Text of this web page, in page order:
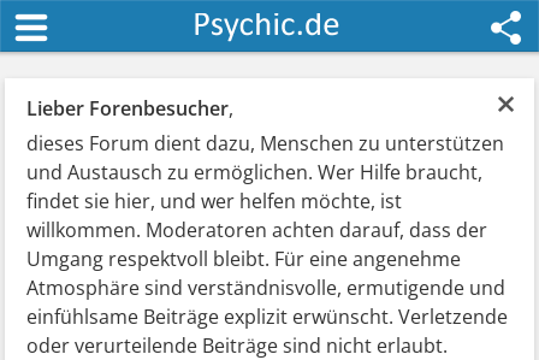
×
Lieber Forenbesucher,
dieses Forum dient dazu, Menschen zu unterstützen
und Austausch zu ermöglichen. Wer Hilfe braucht,
findet sie hier, und wer helfen möchte, ist
willkommen. Moderatoren achten darauf, dass der
Umgang respektvoll bleibt. Für eine angenehme
Atmosphäre sind verständnisvolle, ermutigende und
einfühlsame Beiträge explizit erwünscht. Verletzende
oder verurteilende Beiträge sind nicht erlaubt.